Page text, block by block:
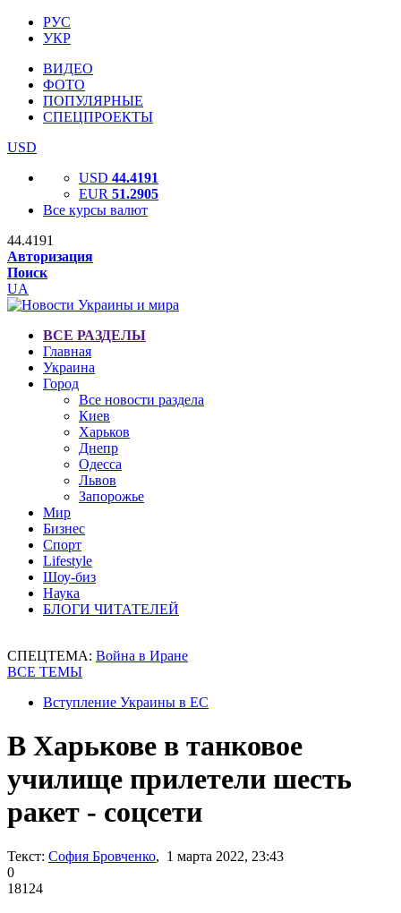
РУС
УКР
ВИДЕО
ФОТО
ПОПУЛЯРНЫЕ
СПЕЦПРОЕКТЫ
USD
USD 44.4191
EUR 51.2905
Все курсы валют
44.4191
Авторизация
Поиск
UA
ВСЕ РАЗДЕЛЫ
Главная
Украина
Город
Все новости раздела
Киев
Харьков
Днепр
Одесса
Львов
Запорожье
Мир
Бизнес
Спорт
Lifestyle
Шоу-биз
Наука
БЛОГИ ЧИТАТЕЛЕЙ
СПЕЦТЕМА: Война в Иране
ВСЕ ТЕМЫ
Вступление Украины в ЕС
В Харькове в танковое
училище прилетели шесть
ракет - соцсети
Текст: София Бровченко, 1 марта 2022, 23:43
0
18124